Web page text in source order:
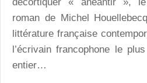
roman de Michel
littérature française
l’écrivain francophone le
entier…